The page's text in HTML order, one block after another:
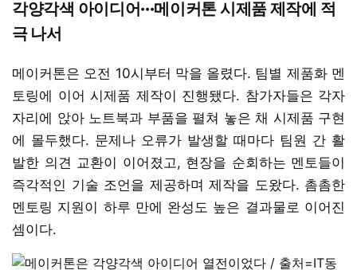
각양각색 아이디어···메이커톤 시제품 제작에 적
극 나서
메이커톤은 오전 10시부터 막을 올렸다. 팀별 제품화 멘
토링에 이어 시제품 제작이 진행됐다. 참가자들은 각자
자리에 앉아 노트북과 부품을 펼쳐 놓은 채 시제품 구현
에 몰두했다. 문제나 오류가 발생할 때마다 팀원 간 활
발한 의견 교환이 이어졌고, 현장을 순회하는 멘토들이
즉각적인 기술 조언을 제공하며 제작을 도왔다. 촘촘한
멘토링 지원이 하루 만에 완성도 높은 결과물로 이어진
셈이다.